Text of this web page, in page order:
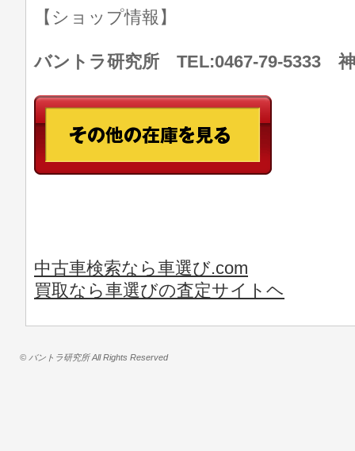
【ショップ情報】
バントラ研究所 TEL:0467-79-5333 神
中古車検索なら車選び.com
買取なら車選びの査定サイトヘ
© バントラ研究所 All Rights Reserved